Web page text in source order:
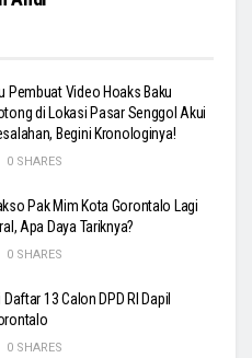
Pembuat Video Hoaks Baku
di Lokasi Pasar Senggol Akui
Begini Kronologinya!
0 SHARES
Pak Mim Kota Gorontalo Lagi
Apa Daya Tariknya?
0 SHARES
Daftar 13 Calon DPD RI Dapil
0 SHARES